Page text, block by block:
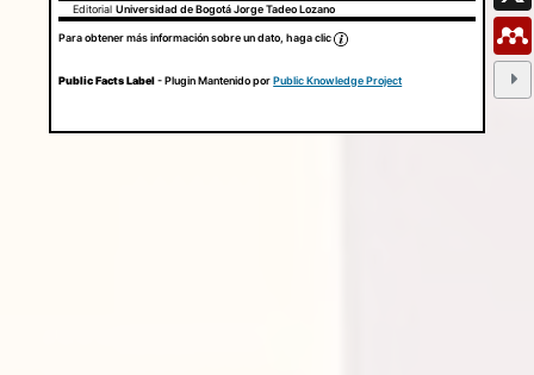
EditorialUniversidad de Bogotá Jorge Tadeo Lozano
Para obtener más información sobre un dato, haga clic
Public Facts Label- Plugin Mantenido porPublic Knowledge Project